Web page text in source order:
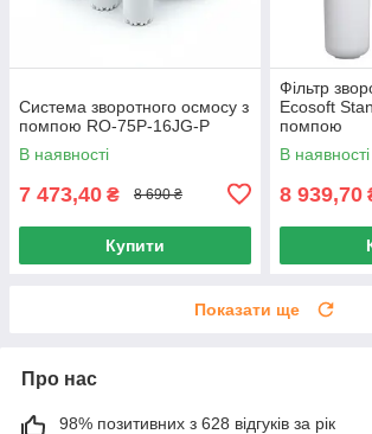
Система зворотного осмосу з
помпою RO-75P-16JG-P
В наявності
7 473,40 ₴ 8 690 ₴
Купити
Фільтр
Ecosoft
помпою
В наявності
8 939,70
Показати ще
Про нас
98% позитивних з 628 відгуків за рік